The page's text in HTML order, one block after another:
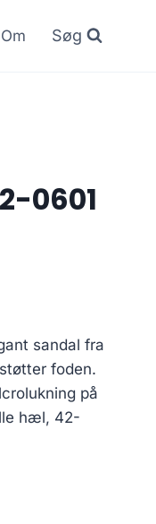
Om Søg
0601
sandal fra
foden.
på
hæl, 42-